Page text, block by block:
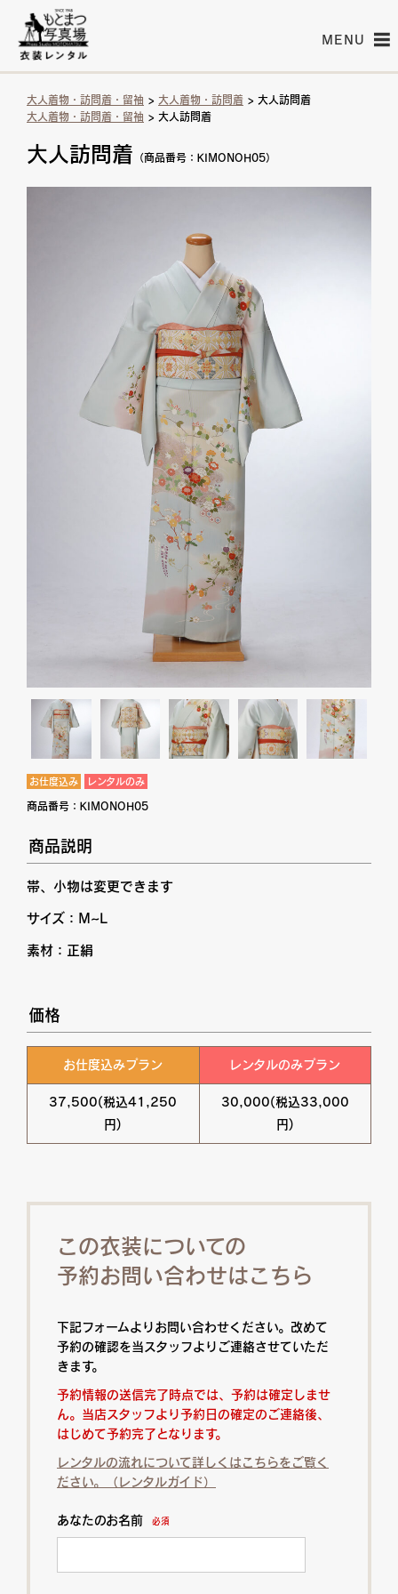
MENU
大人着物・訪問着・留袖 > 大人着物・訪問着 > 大人訪問着
大人着物・訪問着・留袖 > 大人訪問着
大人訪問着 （商品番号：KIMONOH05）
お仕度込み レンタルのみ
商品番号： KIMONOH05
商品説明
帯、小物は変更できます
サイズ：M~L
素材：正絹
価格
お仕度込みプラン
37,500(税込41,250
円)
レンタルのみプラン
30,000(税込33,000
円)
この衣装についての
予約お問い合わせはこちら
下記フォームよりお問い合わせください。改めて
予約の確認を当スタッフよりご連絡させていただ
きます。
予約情報の送信完了時点では、予約は確定しませ
ん。当店スタッフより予約日の確定のご連絡後、
はじめて予約完了となります。
レンタルの流れについて詳しくはこちらをご覧く
ださい。（レンタルガイド）
あなたのお名前 必須